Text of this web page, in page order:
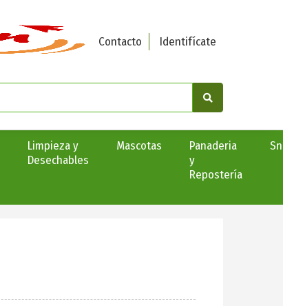
Contacto Identifícate
Limpieza y
Desechables
Mascotas
Panaderia
y
Repostería